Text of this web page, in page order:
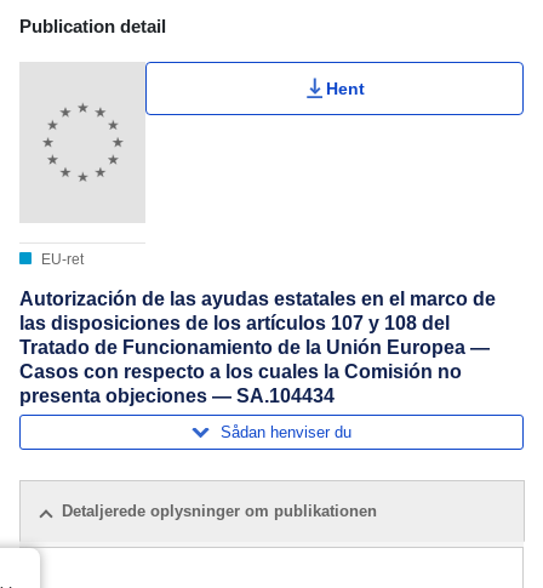
Publication Detail Actions Portlet
Publication detail
EU-ret
Hent
Autorización de las ayudas estatales en el marco de
las disposiciones de los artículos 107 y 108 del
Tratado de Funcionamiento de la Unión Europea —
Casos con respecto a los cuales la Comisión no
presenta objeciones — SA.104434
Sådan henviser du
Detaljerede oplysninger om publikationen